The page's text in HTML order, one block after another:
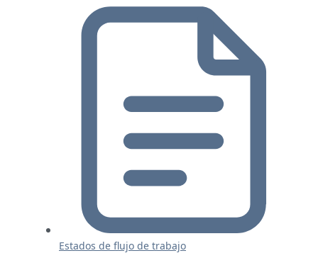
Estados de flujo de trabajo